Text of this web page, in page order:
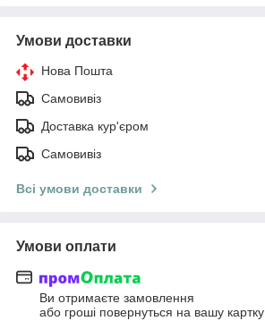
Умови доставки
Нова Пошта
Самовивіз
Доставка кур'єром
Самовивіз
Всі умови доставки
Умови оплати
Ви отримаєте замовлення
або гроші повернуться на вашу картку